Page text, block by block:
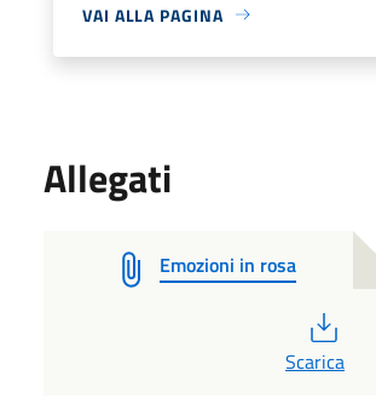
VAI ALLA PAGINA
Allegati
Emozioni in rosa
Scarica